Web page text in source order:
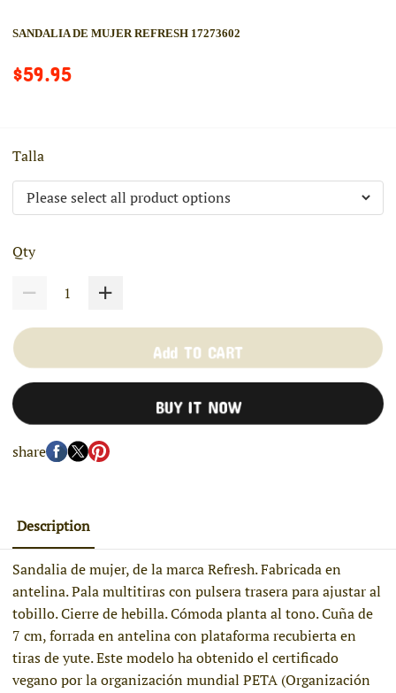
SANDALIA DE MUJER REFRESH 17273602
$59.95
Talla
Qty
Add TO CART
BUY IT NOW
share
Description
Sandalia de mujer, de la marca Refresh. Fabricada en
antelina. Pala multitiras con pulsera trasera para ajustar al
tobillo. Cierre de hebilla. Cómoda planta al tono. Cuña de
7 cm, forrada en antelina con plataforma recubierta en
tiras de yute. Este modelo ha obtenido el certificado
vegano por la organización mundial PETA (Organización